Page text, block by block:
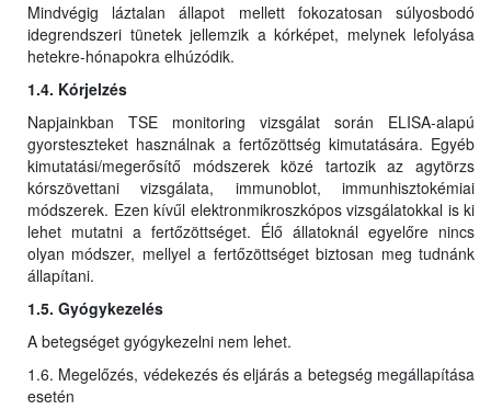
Mindvégig láztalan állapot mellett fokozatosan súlyosbodó
idegrendszeri tünetek jellemzik a kórképet, melynek lefolyása
hetekre-hónapokra elhúzódik.
1.4. Kórjelzés
Napjainkban TSE monitoring vizsgálat során ELISA-alapú
gyorsteszteket használnak a fertőzöttség kimutatására. Egyéb
kimutatási/megerősítő módszerek közé tartozik az agytörzs
kórszövettani vizsgálata, immunoblot, immunhisztokémiai
módszerek. Ezen kívűl elektronmikroszkópos vizsgálatokkal is ki
lehet mutatni a fertőzöttséget. Élő állatoknál egyelőre nincs
olyan módszer, mellyel a fertőzöttséget biztosan meg tudnánk
állapítani.
1.5. Gyógykezelés
A betegséget gyógykezelni nem lehet.
1.6. Megelőzés, védekezés és eljárás a betegség megállapítása
esetén